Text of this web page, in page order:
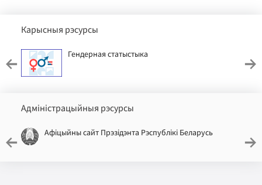
Карысныя рэсурсы
Гендерная статыстыка
Адміністрацыйныя рэсурсы
Афіцыйны сайт Прэзідэнта Рэспублікі Беларусь